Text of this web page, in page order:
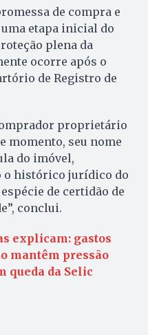
de compra e
etapa inicial do
plena da
ocorre após o
de Registro de
proprietário
momento, seu nome
do imóvel,
o histórico jurídico do
de certidão de
conclui.
explicam: gastos
mantêm pressão
queda da Selic